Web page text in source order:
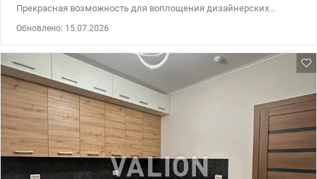
Прекрасная возможность для воплощения дизайнерских
паркинге. Цена 98000 у.е 066 676 22 40 Елена valion.ua/1094580
Обновлено: 15.07.2026